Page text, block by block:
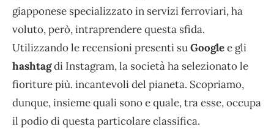
giapponese specializzato in servizi ferroviari, ha
voluto, però, intraprendere questa sfida.
Utilizzando le recensioni presenti suGooglee gli
hashtagdi Instagram, la società ha selezionato le
fioriture più. incantevoli del pianeta. Scopriamo,
dunque, insieme quali sono e quale, tra esse, occupa
il podio di questa particolare classifica.